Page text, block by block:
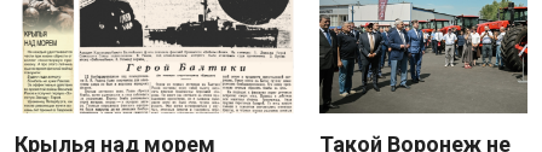
Крылья над морем
Такой Воронеж не